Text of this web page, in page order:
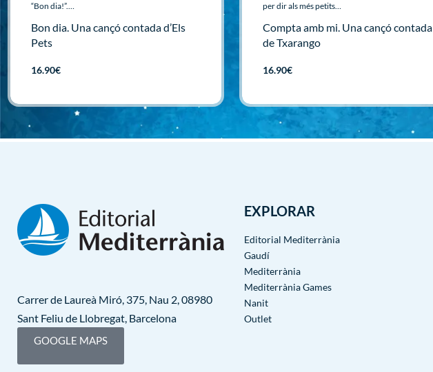
“Bon dia!”.…
Bon dia. Una cançó contada d’Els
Pets
16.90€
Afegir
per dir als més petits…
Compta amb mi. Una cançó contada
de Txarango
16.90€
Afegir
Carrer de Laureà Miró, 375, Nau 2, 08980
Sant Feliu de Llobregat, Barcelona
GOOGLE MAPS
EXPLORAR
Editorial Mediterrània
Gaudí
Mediterrània
Mediterrània Games
Nanit
Outlet